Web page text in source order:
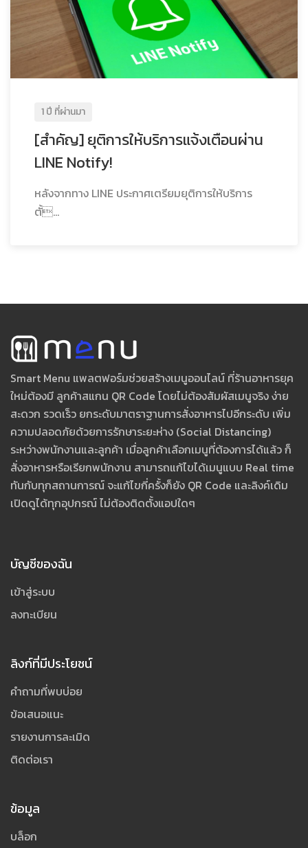
1 ปี ที่ผ่านมา
[สำคัญ] ยุติการให้บริการแจ้งเตือนผ่าน
LINE Notify!
หลังจากทาง LINE ประกาศเตรียมยุติการให้บริการ
ตั้...
Smart Menu แพลตฟอร์มช่วยสร้างเมนูออนไลน์ ที่ร้านอาหารยุค
ใหม่ต้องมี ลูกค้าสแกน QR Code โดยไม่ต้องสัมผัสเมนูจริง ง่าย
สะดวก รวดเร็ว ยกระดับมาตราฐานการสั่งอาหารไปอีกระดับ เพิ่ม
ความปลอดภัยด้วยการรักษาระยะห่าง (Social Distancing)
ระหว่างพนักงานและลูกค้า เมื่อลูกค้าเลือกเมนูที่ต้องการได้แล้ว ก็
สั่งอาหารหรือเรียกพนักงาน สามารถแก้ไขได้เมนูแบบ Real time
ทันกับทุกสถานการณ์ จะแก้ไขกี่ครั้งก็ยัง QR Code และลิงค์เดิม
เปิดดูได้ทุกอุปกรณ์ ไม่ต้องติดตั้งแอปใดๆ
บัญชีของฉัน
เข้าสู่ระบบ
ลงทะเบียน
ลิงก์ที่มีประโยชน์
คำถามที่พบบ่อย
ข้อเสนอแนะ
รายงานการละเมิด
ติดต่อเรา
ข้อมูล
บล็อก